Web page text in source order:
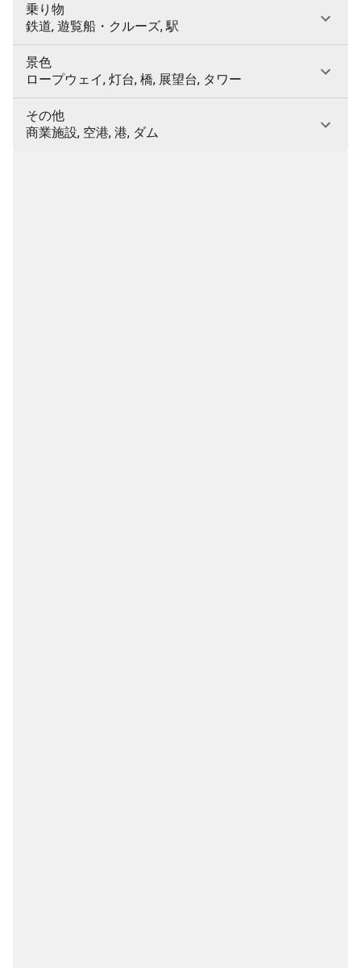
乗り物
鉄道, 遊覧船・クルーズ, 駅
景色
ロープウェイ, 灯台, 橋, 展望台, タワー
その他
商業施設, 空港, 港, ダム